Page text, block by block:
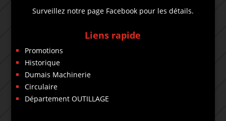
Surveillez notre page Facebook pour les détails.
Liens rapide
Promotions
Historique
Dumais Machinerie
Circulaire
Département OUTILLAGE